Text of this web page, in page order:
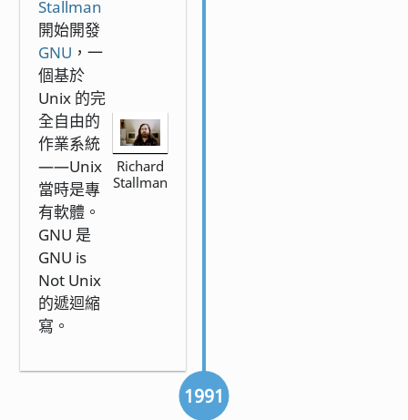
Stallman
開始開發
GNU ，一
個基於
Unix 的完
全自由的
作業系統
——Unix
當時是專
有軟體。
GNU 是
GNU is
Not Unix
的遞迴縮
寫。
Richard
Stallman
1991